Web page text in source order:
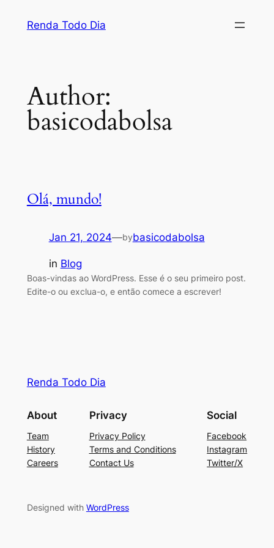
Renda Todo Dia
Author:
basicodabolsa
Olá, mundo!
Jan 21, 2024—bybasicodabolsa
in Blog
Boas-vindas ao WordPress. Esse é o seu primeiro post.
Edite-o ou exclua-o, e então comece a escrever!
Renda Todo Dia
About
Team
History
Careers
Privacy
Privacy Policy
Terms and Conditions
Contact Us
Social
Facebook
Instagram
Twitter/X
Designed with WordPress